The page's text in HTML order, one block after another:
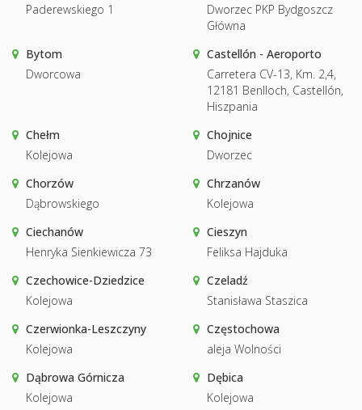
Paderewskiego 1
Dworzec PKP Bydgoszcz
Główna
Bytom
Dworcowa
Castellón - Aeroporto
Carretera CV-13, Km. 2,4,
12181 Benlloch, Castellón,
Hiszpania
Chełm
Kolejowa
Chojnice
Dworzec
Chorzów
Dąbrowskiego
Chrzanów
Kolejowa
Ciechanów
Henryka Sienkiewicza 73
Cieszyn
Feliksa Hajduka
Czechowice-Dziedzice
Kolejowa
Czeladź
Stanisława Staszica
Czerwionka-Leszczyny
Kolejowa
Częstochowa
aleja Wolności
Dąbrowa Górnicza
Kolejowa
Dębica
Kolejowa